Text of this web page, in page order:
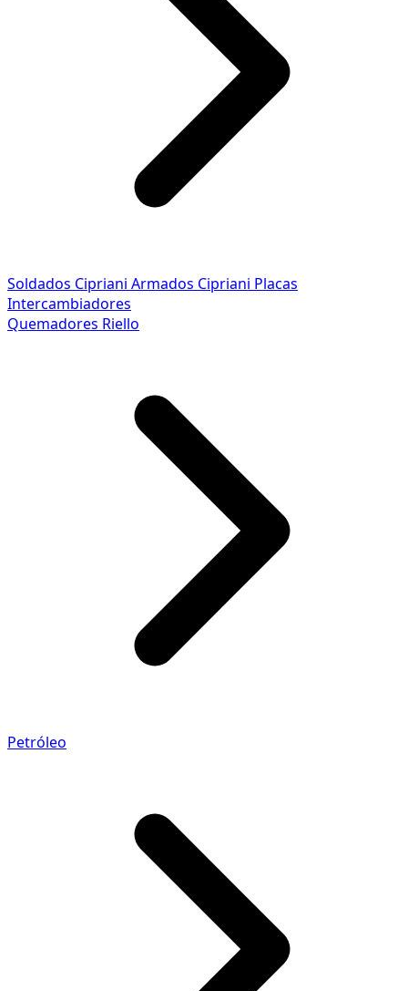
Soldados Cipriani Armados Cipriani Placas
Intercambiadores
Quemadores Riello
Petróleo